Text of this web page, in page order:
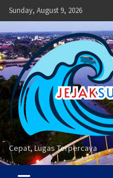
Skip
to
content
Sunday, August 9, 2026
Cepat, Lugas Terpercaya